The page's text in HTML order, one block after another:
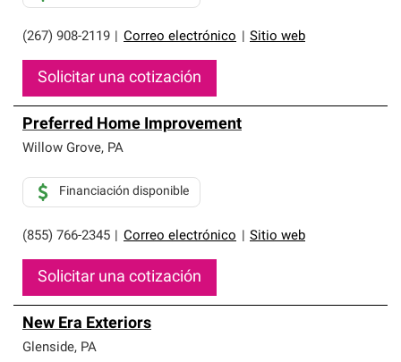
(267) 908-2119 Correo electrónico Sitio web
Solicitar una cotización
Preferred Home Improvement
Willow Grove, PA
(855) 766-2345 Correo electrónico Sitio web
Financiación disponible
Solicitar una cotización
New Era Exteriors
Glenside, PA